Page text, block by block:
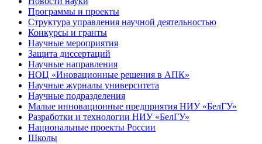
Программы и проекты
Структура управления научной деятельностью
Конкурсы и гранты
Научные мероприятия
Защита диссертаций
Научные направления
НОЦ «Иновационные решения в АПК»
Научные журналы университета
Научные подразделения
Малые инновационные предприятия НИУ «БелГУ»
Разработки и технологии НИУ «БелГУ»
Национальные проекты России
Школы